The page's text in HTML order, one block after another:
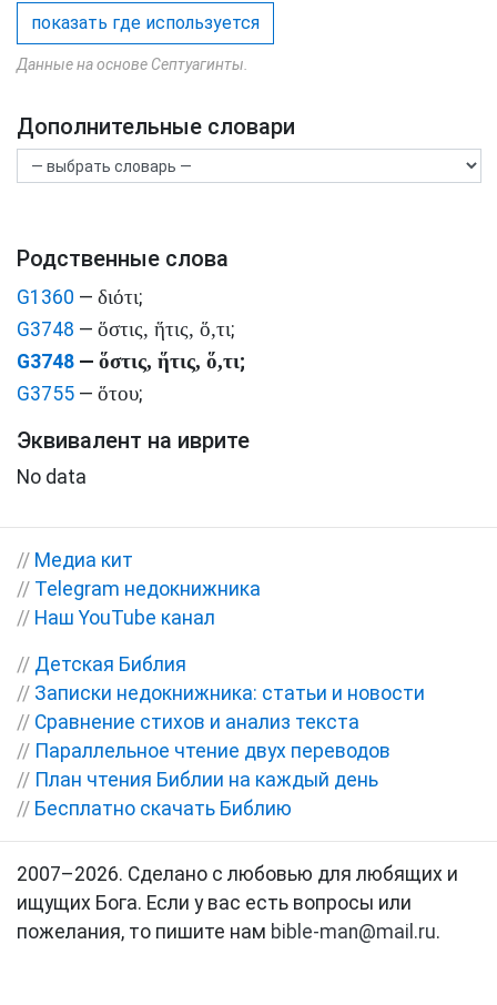
показать где используется
Данные на основе Септуагинты.
Дополнительные словари
Родственные слова
G1360 — διότι;
G3748 — ὅστις, ἥτις, ὅ,τι;
G3748 — ὅστις, ἥτις, ὅ,τι;
G3755 — ὅτου;
Эквивалент на иврите
No data
// Медиа кит
// Telegram недокнижника
// Наш YouTube канал
// Детская Библия
// Записки недокнижника: статьи и новости
// Сравнение стихов и анализ текста
// Параллельное чтение двух переводов
// План чтения Библии на каждый день
// Бесплатно скачать Библию
2007–2026. Сделано с любовью для любящих и
ищущих Бога. Если у вас есть вопросы или
пожелания, то пишите нам bible-man@mail.ru.